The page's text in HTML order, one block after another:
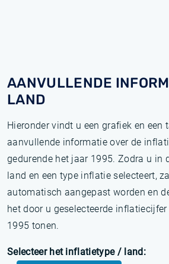
AANVULLENDE
LAND
Hieronder vindt u een grafiek en een
aanvullende informatie over de
gedurende het jaar 1995. Zodra u in
land en een type inflatie selecteert,
automatisch aangepast worden en
het door u geselecteerde
1995 tonen.
Selecteer het inflatietype / land: